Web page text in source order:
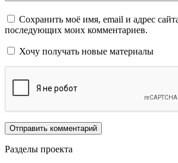
Сохранить моё имя, email и адрес
последующих моих комментариев.
Хочу получать новые материалы
Разделы проекта